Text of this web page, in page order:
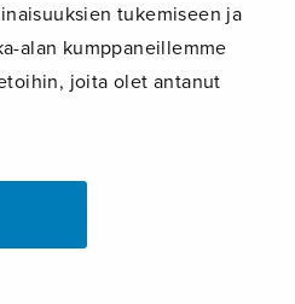
tukemiseen ja
alan kumppaneillemme
joita olet antanut